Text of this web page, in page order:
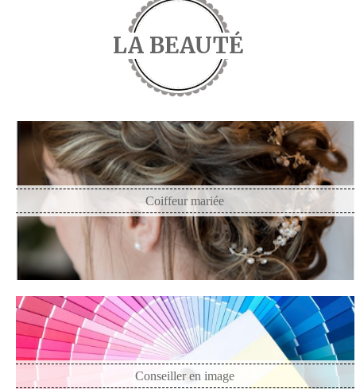
LA BEAUTÉ
Coiffeur mariée
Conseiller en image